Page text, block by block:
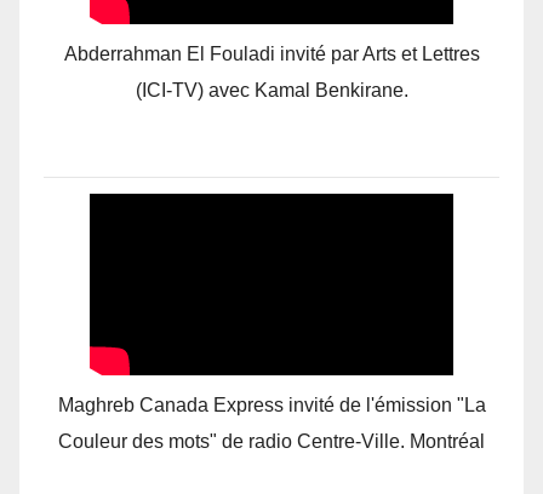
Abderrahman El Fouladi invité par Arts et Lettres
(ICI-TV) avec Kamal Benkirane.
Maghreb Canada Express invité de l'émission "La
Couleur des mots" de radio Centre-Ville. Montréal